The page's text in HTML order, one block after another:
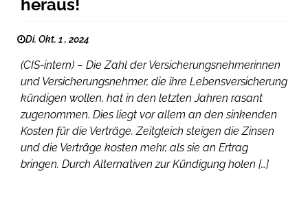
heraus!
Di. Okt. 1 , 2024
(CIS-intern) – Die Zahl der Versicherungsnehmerinnen
und Versicherungsnehmer, die ihre Lebensversicherung
kündigen wollen, hat in den letzten Jahren rasant
zugenommen. Dies liegt vor allem an den sinkenden
Kosten für die Verträge. Zeitgleich steigen die Zinsen
und die Verträge kosten mehr, als sie an Ertrag
bringen. Durch Alternativen zur Kündigung holen […]